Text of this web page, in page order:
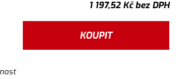
1 197,52 Kčbez DPH
KOUPIT